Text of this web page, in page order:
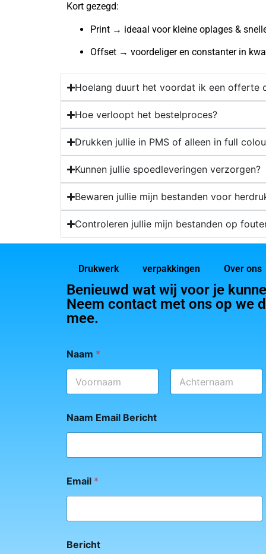
Kort gezegd:
Print → ideaal voor kleine oplages &
Offset → voordeliger en constanter in
Hoelang duurt het voordat ik een offerte
Hoe verloopt het bestelproces?
Drukken jullie in PMS of alleen in full
Kunnen jullie spoedleveringen verzorgen?
Bewaren jullie mijn bestanden voor
Controleren jullie mijn bestanden op
Drukwerk verpakkingen Over ons
Benieuwd wat wij voor je
Neem contact met ons op we
mee.
Naam *
Naam Email Bericht
Email *
Bericht